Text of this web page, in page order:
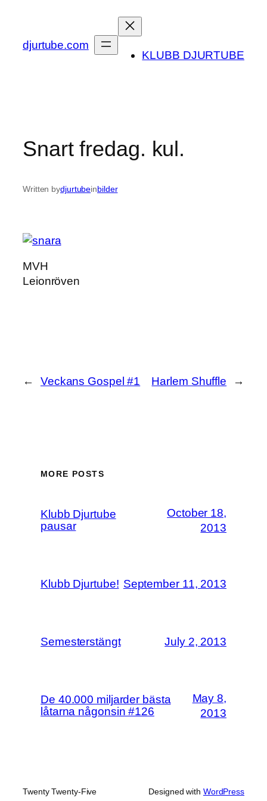
content
djurtube.com
KLUBB DJURTUBE
Snart fredag. kul.
Written bydjurtubeinbilder
MVH
Leionröven
← Veckans Gospel #1 Harlem Shuffle →
MORE POSTS
Klubb Djurtube
pausar
October 18,
2013
Klubb Djurtube! September 11, 2013
Semesterstängt July 2, 2013
De 40.000 miljarder bästa
låtarna någonsin #126
May 8,
2013
Twenty Twenty-Five Designed with WordPress